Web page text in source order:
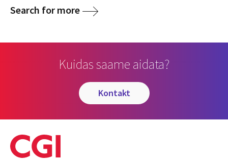
Search for more
Kuidas saame aidata?
kontakt